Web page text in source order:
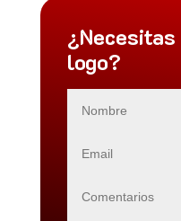
logo?